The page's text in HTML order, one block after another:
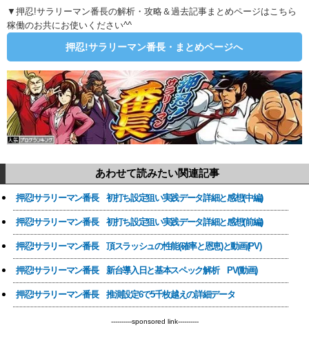
▼押忍!サラリーマン番長の解析・攻略＆過去記事まとめページはこちら
稼働のお共にお使いください^^
押忍!サラリーマン番長・まとめページへ
あわせて読みたい関連記事
押忍!サラリーマン番長 初打ち設定狙い実践データ詳細と感想(中編)
押忍!サラリーマン番長 初打ち設定狙い実践データ詳細と感想(前編)
押忍!サラリーマン番長 頂スラッシュの性能(確率と恩恵)と動画(PV)
押忍!サラリーマン番長 新台導入日と基本スペック解析 PV(動画)
押忍!サラリーマン番長 推測設定6で5千枚越えの詳細データ
----------sponsored link----------